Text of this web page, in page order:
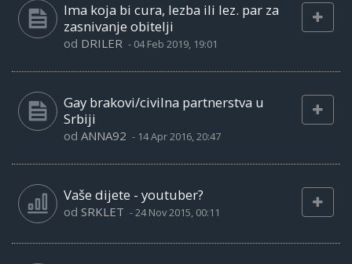
Ima koja bi cura, lezba ili lez. par za
zasnivanje obitelji
od DRILER - 04 Feb 2019, 19:01
Gay brakovi/civilna partnerstva u
Srbiji
od ANNA92 - 14 Apr 2016, 20:47
Vaše dijete - youtuber?
od SRKLET -24 Nov 2015, 00:11